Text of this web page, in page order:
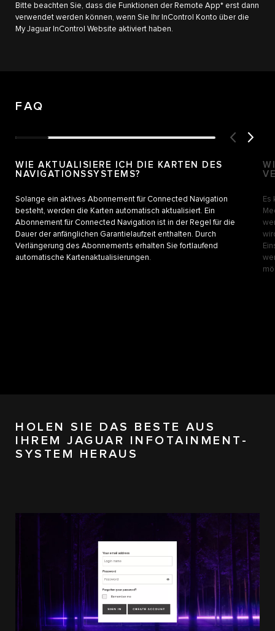
Bitte beachten Sie, dass die Funktionen der Remote App* erst dann
verwendet werden können, wenn Sie Ihr InControl Konto über die
My Jaguar InControl Website aktiviert haben.
FAQ
WIE AKTUALISIERE ICH DIE KARTEN DES
NAVIGATIONSSYSTEMS?
Solange ein aktives Abonnement für Connected Navigation
besteht, werden die Karten automatisch aktualisiert. Ein
Abonnement für Connected Navigation ist in der Regel für die
Dauer der anfänglichen Garantielaufzeit enthalten. Durch
Verlängerung des Abonnements erhalten Sie fortlaufend
automatische Kartenaktualisierungen.
Es
HOLEN SIE DAS BESTE AUS
IHREM JAGUAR INFOTAINMENT-
SYSTEM HERAUS